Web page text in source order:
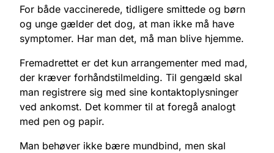
For både vaccinerede, tidligere smittede og børn
og unge gælder det dog, at man ikke må have
symptomer. Har man det, må man blive hjemme.
Fremadrettet er det kun arrangementer med mad,
der kræver forhåndstilmelding. Til gengæld skal
man registrere sig med sine kontaktoplysninger
ved ankomst. Det kommer til at foregå analogt
med pen og papir.
Man behøver ikke bære mundbind, men skal